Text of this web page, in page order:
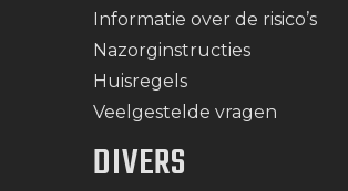
Informatie over de risico’s
Nazorginstructies
Huisregels
Veelgestelde vragen
DIVERS